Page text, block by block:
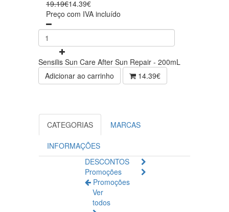
19.19€14.39€
Preço com IVA incluído
Sensilis Sun Care After Sun Repair - 200mL
Adicionar ao carrinho
14.39€
CATEGORIAS MARCAS
INFORMAÇÕES
DESCONTOS
Promoções
Promoções
Ver
todos